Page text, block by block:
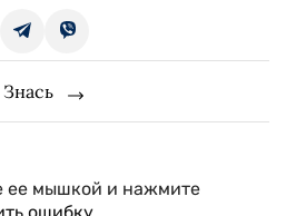
ее мышкой и нажмите